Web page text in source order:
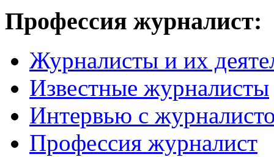
Профессия журналист:
Журналисты и их
Известные журналисты
Интервью с
Профессия журналист